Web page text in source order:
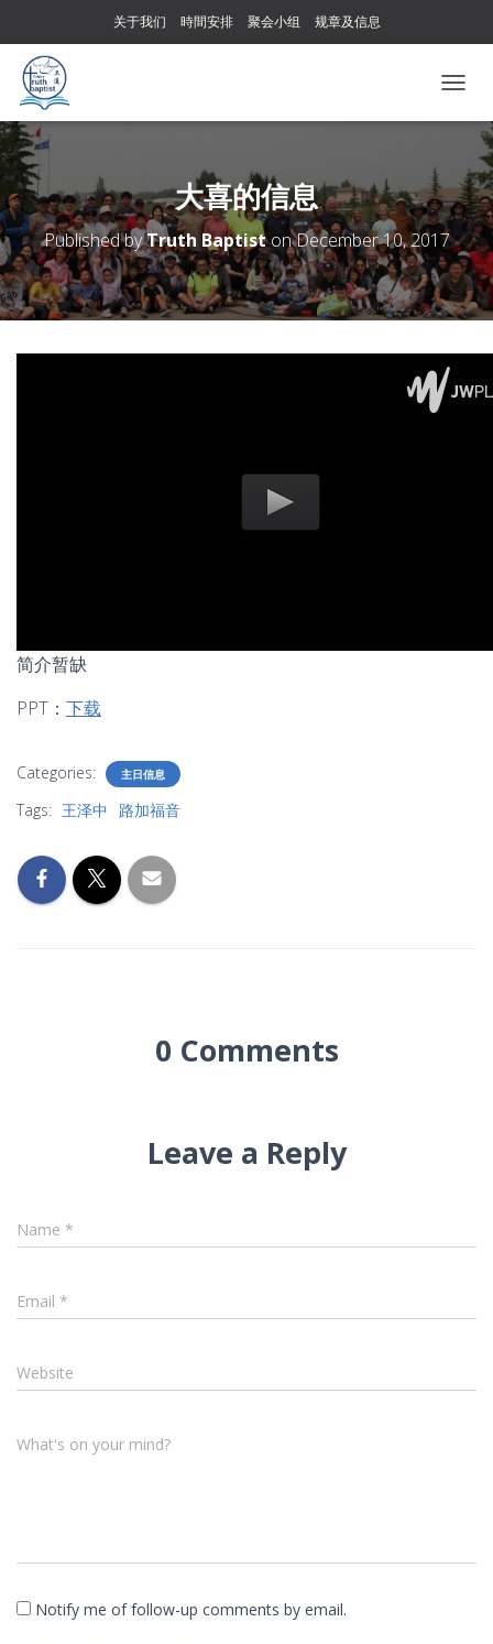
关于我们 時間安排 聚会小组 规章及信息
O
E
N
A
V
I
G
T
O
大喜的信息
Published byTruth BaptistonDecember 10, 2017
简介暂缺
PPT： 下载
Categories: 主日信息
Tags: 王泽中 路加福音
0 Comments
Leave a Reply
Name *
Email *
Website
What's on your mind?
Notify me of follow-up comments by email.